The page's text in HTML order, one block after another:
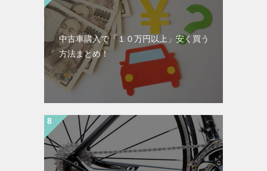
中古車購入で「１０万円以上」安く買う
方法まとめ！